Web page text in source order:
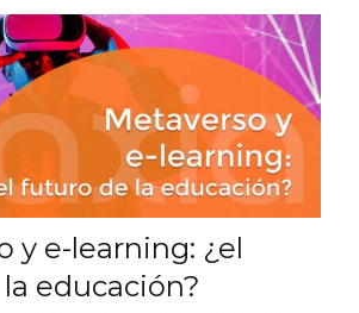
y e-learning: ¿el
educación?